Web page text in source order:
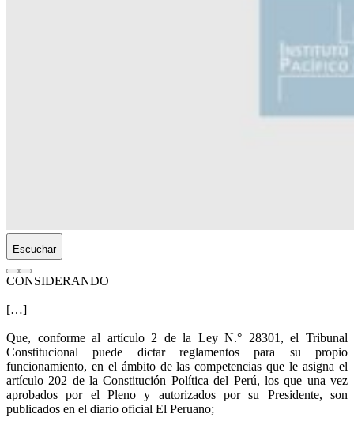
Escuchar
CONSIDERANDO
[…]
Que, conforme al artículo 2 de la Ley N.° 28301, el Tribunal
Constitucional puede dictar reglamentos para su propio
funcionamiento, en el ámbito de las competencias que le asigna el
artículo 202 de la Constitución Política del Perú, los que una vez
aprobados por el Pleno y autorizados por su Presidente, son
publicados en el diario oficial El Peruano;